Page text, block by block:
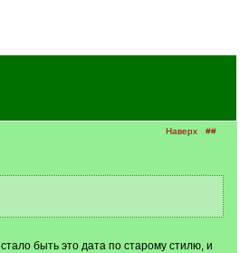
Наверх ##
быть это дата по старому стилю, и